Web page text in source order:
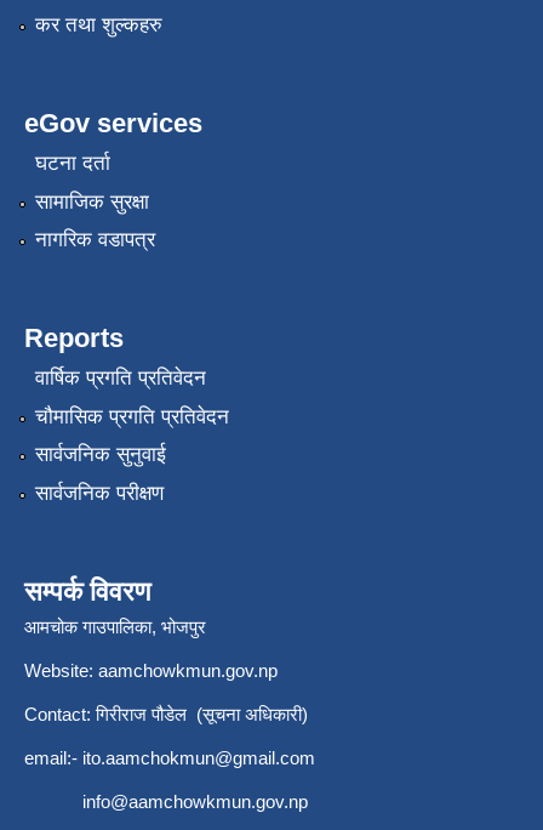
कर तथा शुल्कहरु
eGov services
घटना दर्ता
सामाजिक सुरक्षा
नागरिक वडापत्र
Reports
वार्षिक प्रगति प्रतिवेदन
चौमासिक प्रगति प्रतिवेदन
सार्वजनिक सुनुवाई
सार्वजनिक परीक्षण
सम्पर्क विवरण
आमचोक गाउपालिका, भोजपुर
Website: aamchowkmun.gov.np
Contact: गिरीराज पौडेल (सूचना अधिकारी)
email:- ito.aamchokmun@gmail.com
info@aamchowkmun.gov.np